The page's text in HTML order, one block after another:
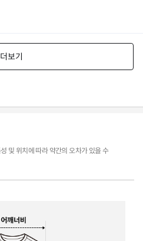
및 위치에 따라 약간의 오차가 있을 수